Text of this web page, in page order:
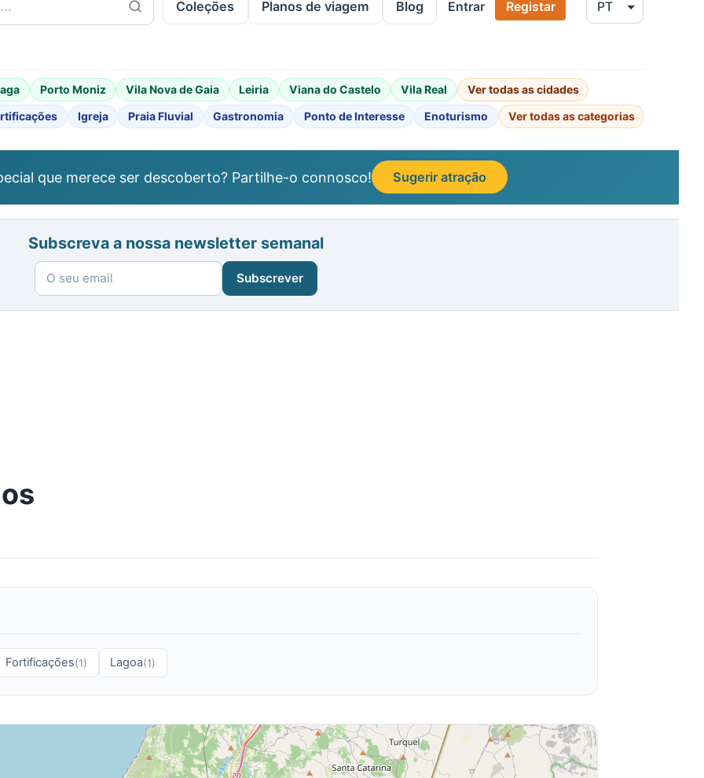
Coleções Planos de viagem Blog Entrar Registar
Porto Moniz Vila Nova de Gaia Leiria Viana do Castelo Vila Real
Ver todas as cidades
Igreja Praia Fluvial Gastronomia Ponto de Interesse Enoturismo Ver todas as categorias
que merece ser descoberto? Partilhe-o connosco! Sugerir atração
Subscreva a nossa newsletter semanal
Subscrever
Fortificações(1) Lagoa(1)